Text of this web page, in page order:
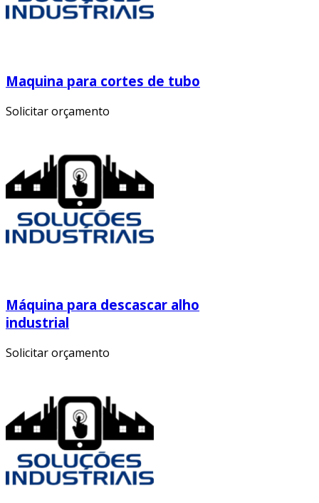
Maquina para cortes de tubo
Solicitar orçamento
Máquina para descascar alho
industrial
Solicitar orçamento